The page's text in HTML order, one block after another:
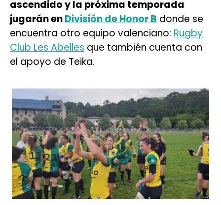
ascendido y la próxima temporada
jugarán enDivisión de Honor B donde se
encuentra otro equipo valenciano: Rugby
Club Les Abelles que también cuenta con
el apoyo de Teika.